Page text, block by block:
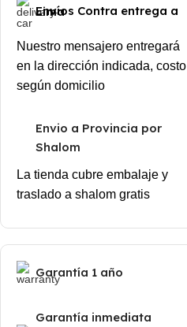
Envíos Contra entrega a Lima
Nuestro mensajero entregará
en la dirección indicada, costo
según domicilio
Envio a Provincia por
Shalom
La tienda cubre embalaje y
traslado a shalom gratis
Garantía 1 año
Garantía inmediata